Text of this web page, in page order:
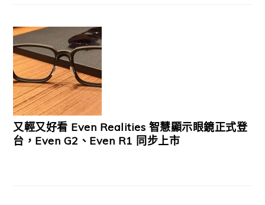
又輕又好看 Even Realities 智慧顯示眼鏡正式登
台，Even G2、Even R1 同步上市